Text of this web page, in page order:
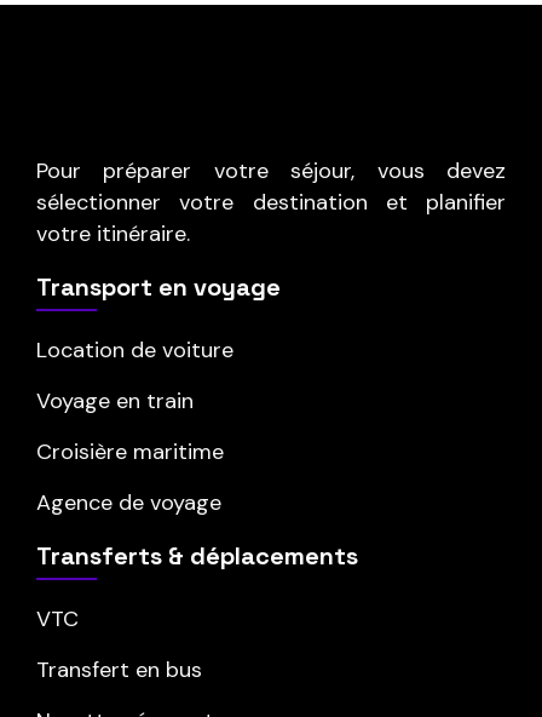
Pour préparer votre séjour, vous devez
sélectionner votre destination et planifier
votre itinéraire.
Transport en voyage
Location de voiture
Voyage en train
Croisière maritime
Agence de voyage
Transferts & déplacements
VTC
Transfert en bus